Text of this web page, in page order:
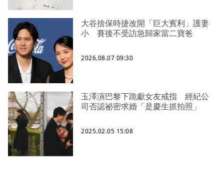
大谷捨保時捷改開「巨大賓利」護妻
小 賽後不受訪急歸家當二寶爸
2026.08.07 09:30
玉澤演巴黎下跪獻女友戒指 經紀公
司否認祕密求婚「是慶生抓拍照」
2025.02.05 15:08